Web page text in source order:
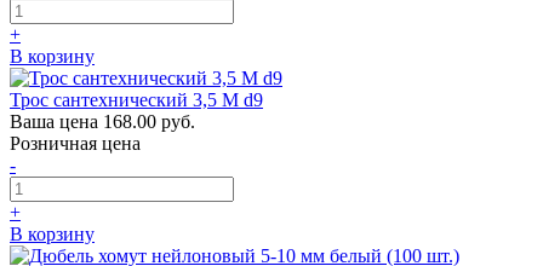
+
В корзину
Трос сантехнический 3,5 М d9
Ваша цена 168.00 руб.
Розничная цена
-
+
В корзину